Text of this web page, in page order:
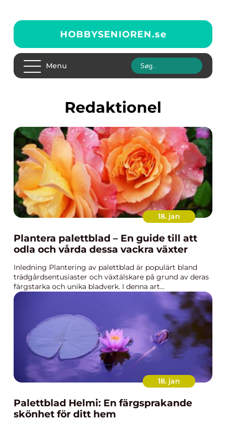
HOBBYSENIOREN.se
Menu
redaktionel
18. jan
Plantera palettblad – En guide till att
odla och vårda dessa vackra växter
Inledning Plantering av palettblad är populärt bland
trädgårdsentusiaster och växtälskare på grund av deras
färgstarka och unika bladverk. I denna art...
18. jan
Palettblad Helmi: En färgsprakande
skönhet för ditt hem